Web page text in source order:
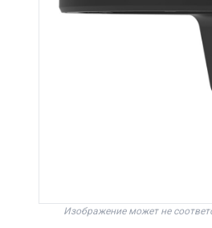
Изображение может не